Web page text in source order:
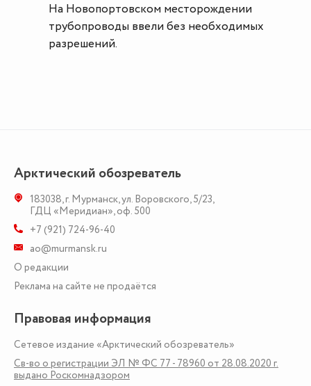
На Новопортовском месторождении
трубопроводы ввели без необходимых
разрешений.
Арктический обозреватель
183038,г. Мурманск,ул. Воровского, 5/23,
ГДЦ «Меридиан», оф. 500
+7 (921) 724-96-40
ao@murmansk.ru
О редакции
Реклама на сайте не продаётся
Правовая информация
Сетевое издание «Арктический обозреватель»
Св-во о регистрации ЭЛ № ФС 77 - 78960 от 28.08.2020 г.
выдано Роскомнадзором